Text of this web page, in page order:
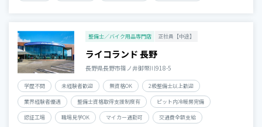
整備士／バイク用品専門店 正社員【中途】
ライコランド 長野
長野県長野市篠ノ井御幣川918-5
学歴不問 未経験者歓迎 無資格OK 2級整備士以上歓迎
業界経験者優遇 整備士資格取得支援制度有 ピット内冷暖房完備
認証工場 職場見学OK マイカー通勤可 交通費全額支給